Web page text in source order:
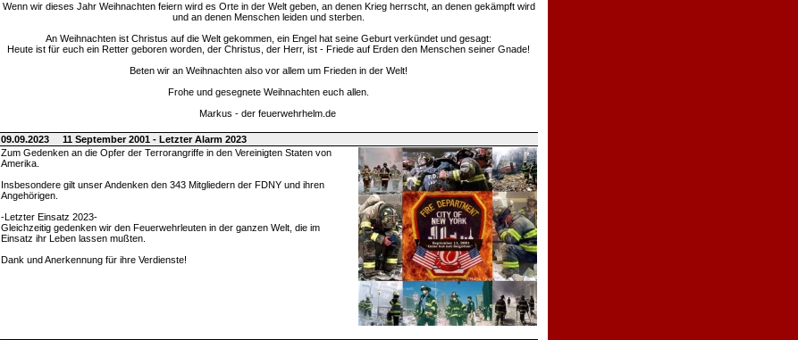
Wenn wir dieses Jahr Weihnachten feiern wird es Orte in der Welt geben, an denen Krieg herrscht, an denen gekämpft wird
und an denen Menschen leiden und sterben.
An Weihnachten ist Christus auf die Welt gekommen, ein Engel hat seine Geburt verkündet und gesagt:
Heute ist für euch ein Retter geboren worden, der Christus, der Herr, ist - Friede auf Erden den Menschen seiner Gnade!
Beten wir an Weihnachten also vor allem um Frieden in der Welt!
Frohe und gesegnete Weihnachten euch allen.
Markus - der feuerwehrhelm.de
09.09.2023
11 September 2001 - Letzter Alarm 2023
Zum Gedenken an die Opfer der Terrorangriffe in den Vereinigten Staten von
Amerika.
Insbesondere gilt unser Andenken den 343 Mitgliedern der FDNY und ihren
Angehörigen.
-Letzter Einsatz 2023-
Gleichzeitig gedenken wir den Feuerwehrleuten in der ganzen Welt, die im
Einsatz ihr Leben lassen mußten.
Dank und Anerkennung für ihre Verdienste!